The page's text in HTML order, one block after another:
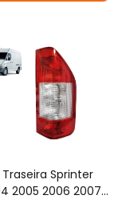
Sprinter
2005 2006 2007